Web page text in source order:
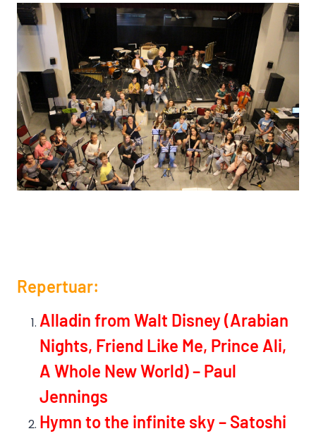
Repertuar:
Alladin from Walt Disney (Arabian
Nights, Friend Like Me, Prince Ali,
A Whole New World) – Paul
Jennings
Hymn to the infinite sky – Satoshi